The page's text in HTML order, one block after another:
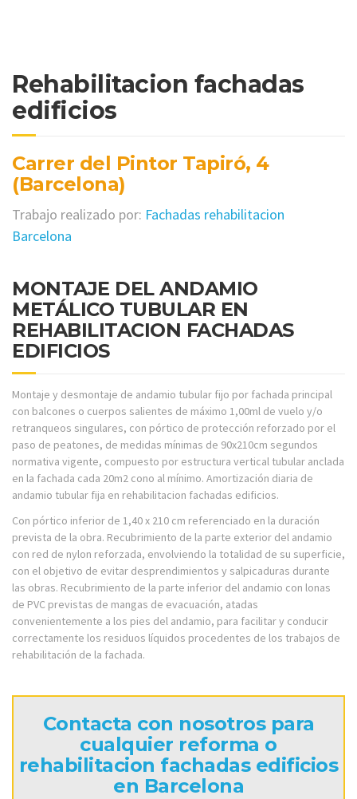
Rehabilitacion fachadas
edificios
Carrer del Pintor Tapiró, 4
(Barcelona)
Trabajo realizado por: Fachadas rehabilitacion
Barcelona
MONTAJE DEL ANDAMIO
METÁLICO TUBULAR EN
REHABILITACION FACHADAS
EDIFICIOS
Montaje y desmontaje de andamio tubular fijo por fachada principal
con balcones o cuerpos salientes de máximo 1,00ml de vuelo y/o
retranqueos singulares, con pórtico de protección reforzado por el
paso de peatones, de medidas mínimas de 90x210cm segundos
normativa vigente, compuesto por estructura vertical tubular anclada
en la fachada cada 20m2 cono al mínimo. Amortización diaria de
andamio tubular fija en rehabilitacion fachadas edificios.
Con pórtico inferior de 1,40 x 210 cm referenciado en la duración
prevista de la obra. Recubrimiento de la parte exterior del andamio
con red de nylon reforzada, envolviendo la totalidad de su superficie,
con el objetivo de evitar desprendimientos y salpicaduras durante
las obras. Recubrimiento de la parte inferior del andamio con lonas
de PVC previstas de mangas de evacuación, atadas
convenientemente a los pies del andamio, para facilitar y conducir
correctamente los residuos líquidos procedentes de los trabajos de
rehabilitación de la fachada.
Contacta con nosotros para
cualquier reforma o
rehabilitacion fachadas edificios
en Barcelona